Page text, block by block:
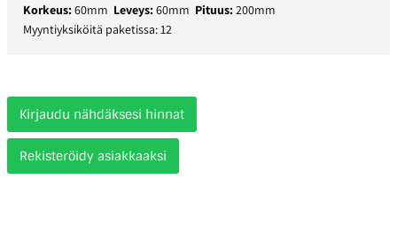
Korkeus:60mm Leveys:60mm Pituus:200mm
Myyntiyksiköitä paketissa: 12
Kirjaudu nähdäksesi hinnat
Rekisteröidy asiakkaaksi